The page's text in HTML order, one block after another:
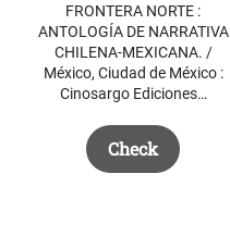
FRONTERA NORTE :
ANTOLOGÍA DE NARRATIVA
CHILENA-MEXICANA. /
México, Ciudad de México :
Cinosargo Ediciones…
Check